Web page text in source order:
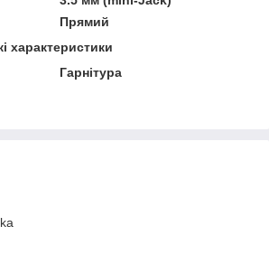
Прямий
характеристики
Гарнітура